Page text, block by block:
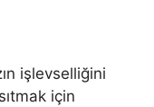
işlevselliğini
için